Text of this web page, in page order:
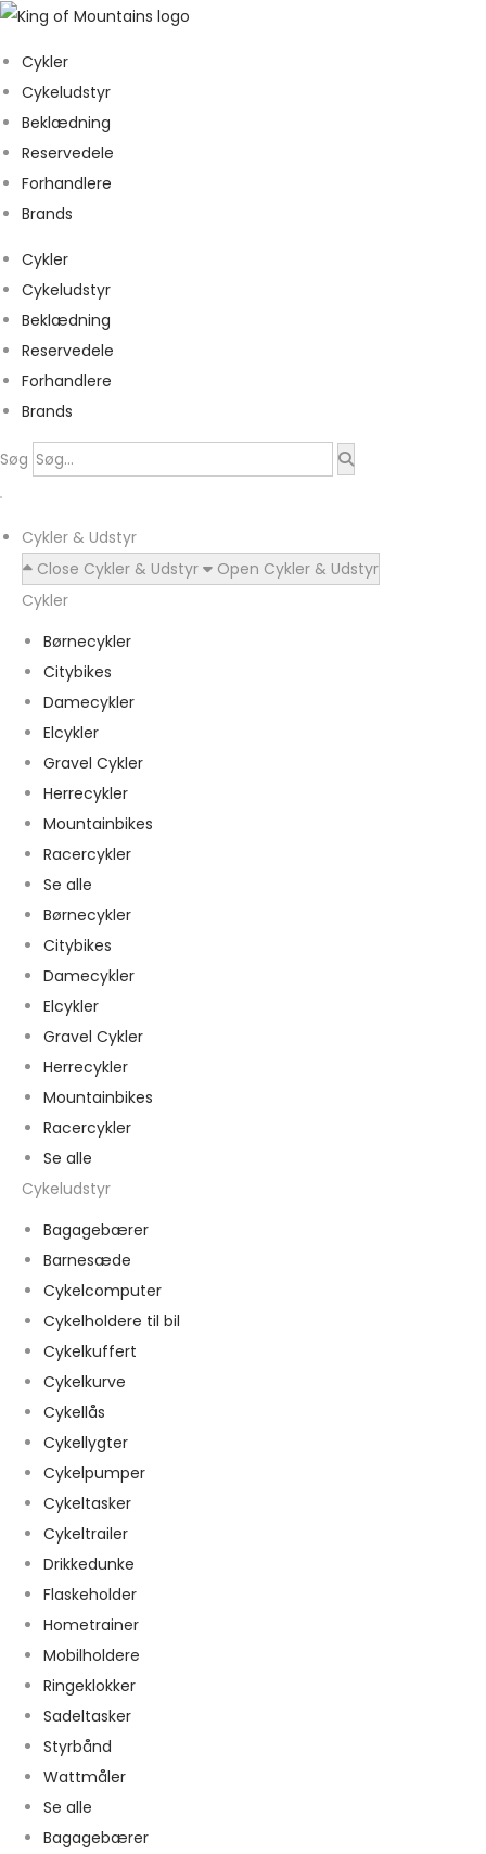
Cykler
Cykeludstyr
Beklædning
Reservedele
Forhandlere
Brands
Cykler
Cykeludstyr
Beklædning
Reservedele
Forhandlere
Brands
Søg
Cykler & Udstyr
Close Cykler & Udstyr
Open Cykler & Udstyr
Cykler
Børnecykler
Citybikes
Damecykler
Elcykler
Gravel Cykler
Herrecykler
Mountainbikes
Racercykler
Se alle
Børnecykler
Citybikes
Damecykler
Elcykler
Gravel Cykler
Herrecykler
Mountainbikes
Racercykler
Se alle
Cykeludstyr
Bagagebærer
Barnesæde
Cykelcomputer
Cykelholdere til bil
Cykelkuffert
Cykelkurve
Cykellås
Cykellygter
Cykelpumper
Cykeltasker
Cykeltrailer
Drikkedunke
Flaskeholder
Hometrainer
Mobilholdere
Ringeklokker
Sadeltasker
Styrbånd
Wattmåler
Se alle
Bagagebærer